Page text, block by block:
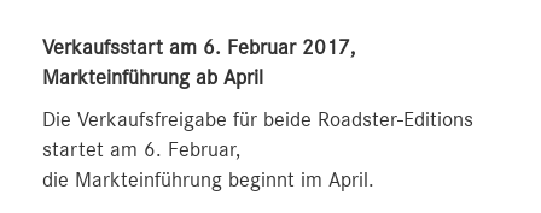
Verkaufsstart am 6. Februar 2017,
Markteinführung ab April
Die Verkaufsfreigabe für beide Roadster-Editions
startet am 6. Februar,
die Markteinführung beginnt im April.